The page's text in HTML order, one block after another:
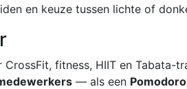
en keuze tussen lichte of
fitness, HIIT en Tabata-
— als een